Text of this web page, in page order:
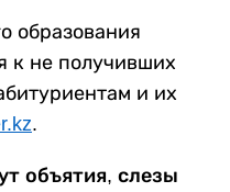
образования
к не получивших
и их
.
объятия, слезы